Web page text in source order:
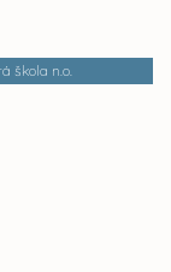
škola n.o.